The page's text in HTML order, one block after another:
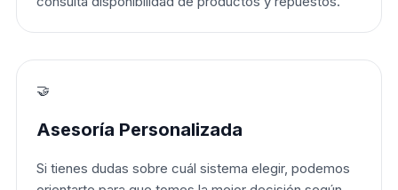
🤝
Asesoría Personalizada
Si tienes dudas sobre cuál sistema elegir, podemos